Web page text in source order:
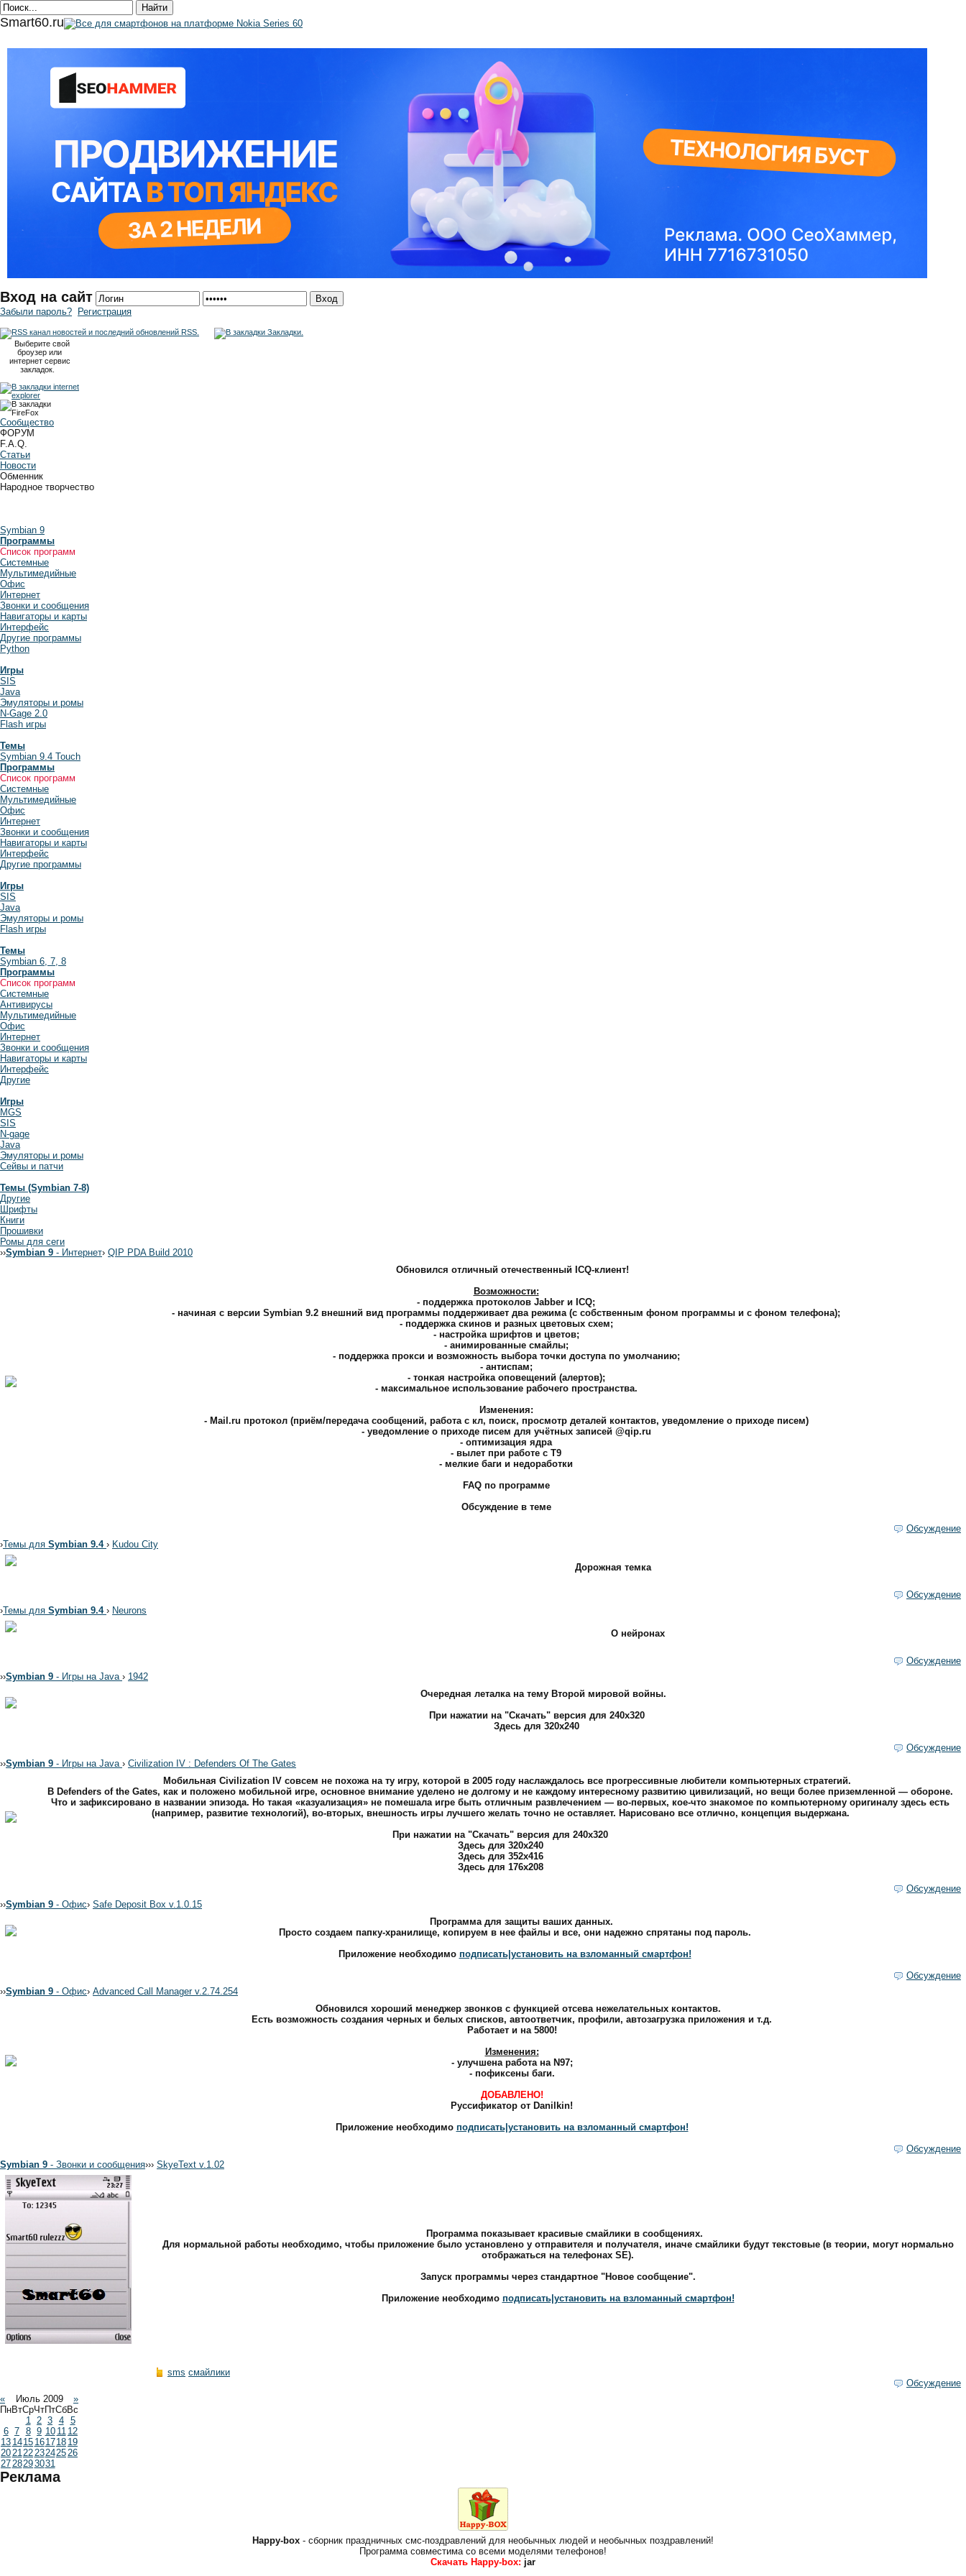
Smart60.ru
Вход на сайт
Забыли пароль? Регистрация
RSS.
Закладки.
Выберите свой
броузер или
интернет сервис
закладок.
Сообщество
ФОРУМ
F.A.Q.
Статьи
Новости
Обменник
Народное творчество
Symbian 9
Программы
Список программ
Системные
Мультимедийные
Офис
Интернет
Звонки и сообщения
Навигаторы и карты
Интерфейс
Другие программы
Python
Игры
SIS
Java
Эмуляторы и ромы
N-Gage 2.0
Flash игры
Темы
Symbian 9.4 Touch
Программы
Список программ
Системные
Мультимедийные
Офис
Интернет
Звонки и сообщения
Навигаторы и карты
Интерфейс
Другие программы
Игры
SIS
Java
Эмуляторы и ромы
Flash игры
Темы
Symbian 6, 7, 8
Программы
Список программ
Системные
Антивирусы
Мультимедийные
Офис
Интернет
Звонки и сообщения
Навигаторы и карты
Интерфейс
Другие
Игры
MGS
SIS
N-gage
Java
Эмуляторы и ромы
Сейвы и патчи
Темы (Symbian 7-8)
Другие
Шрифты
Книги
Прошивки
Ромы для сеги
››Symbian 9 - Интернет› QIP PDA Build 2010
Обновился отличный отечественный ICQ-клиент!
Возможности:
- поддержка протоколов Jabber и ICQ;
- начиная с версии Symbian 9.2 внешний вид программы поддерживает два режима (с собственным фоном программы и с фоном телефона);
- поддержка скинов и разных цветовых схем;
- настройка шрифтов и цветов;
- анимированные смайлы;
- поддержка прокси и возможность выбора точки доступа по умолчанию;
- антиспам;
- тонкая настройка оповещений (алертов);
- максимальное использование рабочего пространства.
Изменения:
- Mail.ru протокол (приём/передача сообщений, работа с кл, поиск, просмотр деталей контактов, уведомление о приходе писем)
- уведомление о приходе писем для учётных записей @qip.ru
- оптимизация ядра
- вылет при работе с Т9
- мелкие баги и недоработки
FAQ по программе
Обсуждение в теме
Обсуждение
›Темы для Symbian 9.4 › Kudou City
Дорожная темка
Обсуждение
›Темы для Symbian 9.4 › Neurons
О нейронах
Обсуждение
››Symbian 9 - Игры на Java › 1942
Очередная леталка на тему Второй мировой войны.
При нажатии на "Скачать" версия для 240х320
Здесь для 320х240
Обсуждение
››Symbian 9 - Игры на Java › Civilization IV : Defenders Of The Gates
Мобильная Civilization IV совсем не похожа на ту игру, которой в 2005 году наслаждалось все прогрессивные любители компьютерных стратегий.
В Defenders of the Gates, как и положено мобильной игре, основное внимание уделено не долгому и не каждому интересному развитию цивилизаций, но вещи более приземленной — обороне.
Что и зафиксировано в названии эпизода. Но такая «казуализация» не помешала игре быть отличным развлечением — во-первых, кое-что знакомое по компьютерному оригиналу здесь есть
(например, развитие технологий), во-вторых, внешность игры лучшего желать точно не оставляет. Нарисовано все отлично, концепция выдержана.
При нажатии на "Скачать" версия для 240х320
Здесь для 320х240
Здесь для 352х416
Здесь для 176х208
Обсуждение
››Symbian 9 - Офис› Safe Deposit Box v.1.0.15
Программа для защиты ваших данных.
Просто создаем папку-хранилище, копируем в нее файлы и все, они надежно спрятаны под пароль.
Приложение необходимо подписать|установить на взломанный смартфон!
Обсуждение
››Symbian 9 - Офис› Advanced Call Manager v.2.74.254
Обновился хороший менеджер звонков с функцией отсева нежелательных контактов.
Есть возможность создания черных и белых списков, автоответчик, профили, автозагрузка приложения и т.д.
Работает и на 5800!
Изменения:
- улучшена работа на N97;
- пофиксены баги.
ДОБАВЛЕНО!
Руссификатор от Danilkin!
Приложение необходимо подписать|установить на взломанный смартфон!
Обсуждение
Symbian 9 - Звонки и сообщения››› SkyeText v.1.02
Программа показывает красивые смайлики в сообщениях.
Для нормальной работы необходимо, чтобы приложение было установлено у отправителя и получателя, иначе смайлики будут текстовые (в теории, могут нормально
отображаться на телефонах SE).
Запуск программы через стандартное "Новое сообщение".
Приложение необходимо подписать|установить на взломанный смартфон!
sms смайлики
Обсуждение
«
Июль 2009
»
ПнВтСрЧтПтСбВс
1 2 3 4
5
6 7 8 9 10 11 12
13 1415 161718 19
20212223242526
2728293031
Реклама
Happy-box - сборник праздничных смс-поздравлений для необычных людей и необычных поздравлений!
Программа совместима со всеми моделями телефонов!
Скачать Happy-box: jar